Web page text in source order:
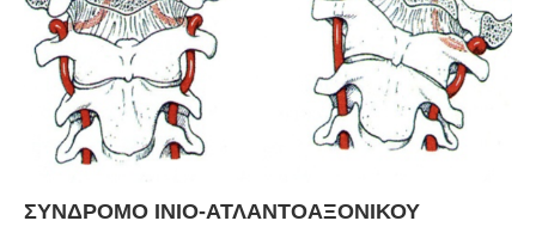
ΣΥΝΔΡΟΜΟ ΙΝΙΟ-ΑΤΛΑΝΤΟΑΞΟΝΙΚΟΥ